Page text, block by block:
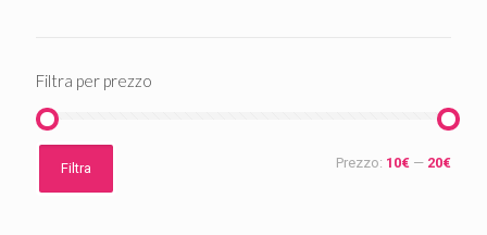
Filtra per prezzo
Prezzo
Prezzo
MaxFiltra Prezzo: 10€ — 20€